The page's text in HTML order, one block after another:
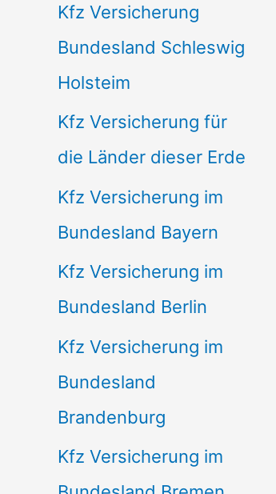
Kfz Versicherung
Bundesland Schleswig
Holsteim
Kfz Versicherung für
die Länder dieser Erde
Kfz Versicherung im
Bundesland Bayern
Kfz Versicherung im
Bundesland Berlin
Kfz Versicherung im
Bundesland
Brandenburg
Kfz Versicherung im